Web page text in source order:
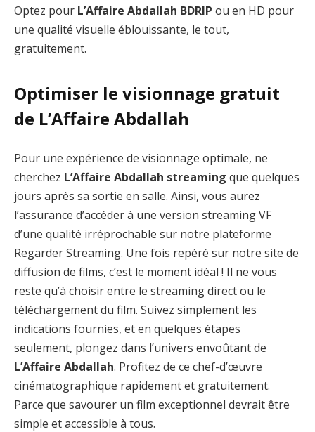
Optez pour L’Affaire Abdallah BDRIP ou en HD pour
une qualité visuelle éblouissante, le tout,
gratuitement.
Optimiser le visionnage gratuit
de L’Affaire Abdallah
Pour une expérience de visionnage optimale, ne
cherchez L’Affaire Abdallah streaming que quelques
jours après sa sortie en salle. Ainsi, vous aurez
l’assurance d’accéder à une version streaming VF
d’une qualité irréprochable sur notre plateforme
Regarder Streaming. Une fois repéré sur notre site de
diffusion de films, c’est le moment idéal ! Il ne vous
reste qu’à choisir entre le streaming direct ou le
téléchargement du film. Suivez simplement les
indications fournies, et en quelques étapes
seulement, plongez dans l’univers envoûtant de
L’Affaire Abdallah. Profitez de ce chef-d’œuvre
cinématographique rapidement et gratuitement.
Parce que savourer un film exceptionnel devrait être
simple et accessible à tous.